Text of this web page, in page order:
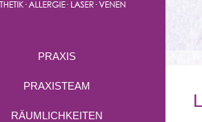
PRAXIS
PRAXISTEAM
RÄUMLICHKEITEN